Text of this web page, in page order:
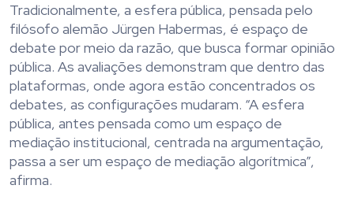
Tradicionalmente, a esfera pública, pensada pelo
filósofo alemão Jürgen Habermas, é espaço de
debate por meio da razão, que busca formar opinião
pública. As avaliações demonstram que dentro das
plataformas, onde agora estão concentrados os
debates, as configurações mudaram. “A esfera
pública, antes pensada como um espaço de
mediação institucional, centrada na argumentação,
passa a ser um espaço de mediação algorítmica”,
afirma.